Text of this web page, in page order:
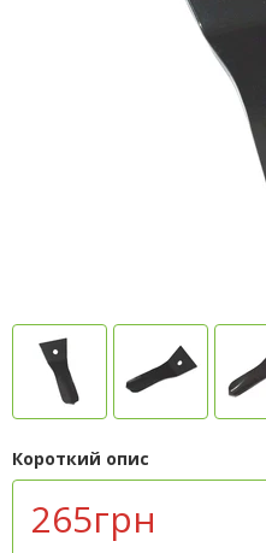
Короткий опис
265грн